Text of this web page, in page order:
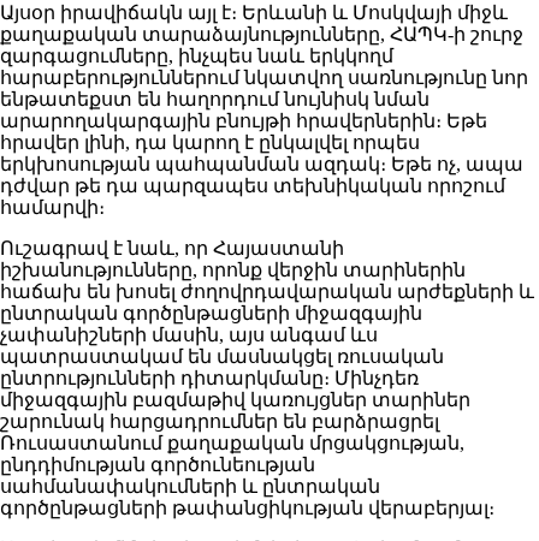
Այսօր իրավիճակն այլ է։ Երևանի և Մոսկվայի միջև
քաղաքական տարաձայնությունները, ՀԱՊԿ-ի շուրջ
զարգացումները, ինչպես նաև երկկողմ
հարաբերություններում նկատվող սառնությունը նոր
ենթատեքստ են հաղորդում նույնիսկ նման
արարողակարգային բնույթի հրավերներին։ Եթե
հրավեր լինի, դա կարող է ընկալվել որպես
երկխոսության պահպանման ազդակ։ Եթե ոչ, ապա
դժվար թե դա պարզապես տեխնիկական որոշում
համարվի։
Ուշագրավ է նաև, որ Հայաստանի
իշխանությունները, որոնք վերջին տարիներին
հաճախ են խոսել ժողովրդավարական արժեքների և
ընտրական գործընթացների միջազգային
չափանիշների մասին, այս անգամ ևս
պատրաստակամ են մասնակցել ռուսական
ընտրությունների դիտարկմանը։ Մինչդեռ
միջազգային բազմաթիվ կառույցներ տարիներ
շարունակ հարցադրումներ են բարձրացրել
Ռուսաստանում քաղաքական մրցակցության,
ընդդիմության գործունեության
սահմանափակումների և ընտրական
գործընթացների թափանցիկության վերաբերյալ։